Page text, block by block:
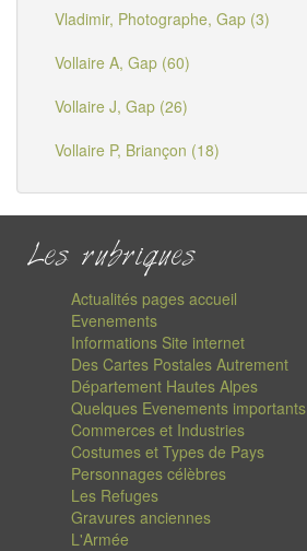
Vladimir, Photographe, Gap (3)
Vollaire A, Gap (60)
Vollaire J, Gap (26)
Vollaire P, Briançon (18)
Les rubriques
Actualités pages accueil
Evenements
Informations Site internet
Des Cartes Postales Autrement
Département Hautes Alpes
Quelques Evenements importants
Commerces et Industries
Costumes et Types de Pays
Personnages célèbres
Les Refuges
Gravures anciennes
L'Armée